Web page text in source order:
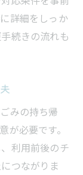
詳細をしっか
続きの流れも
みの持ち帰
が必要です。
利用前後のチ
つながりま